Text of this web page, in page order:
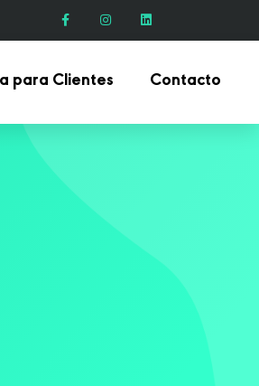
para Clientes Contacto